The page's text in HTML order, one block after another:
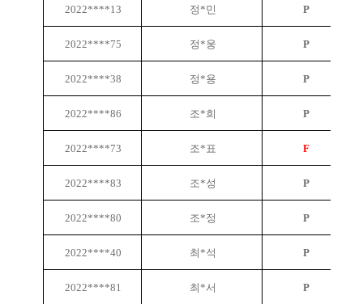
2022****13 정*민 P
2022****75 정*웅 P
2022****38 정*용 P
2022****86 조*희 P
2022****73 조*표 F
2022****83 조*성 P
2022****80 조*정 P
2022****40 최*석 P
2022****81 최*서 P